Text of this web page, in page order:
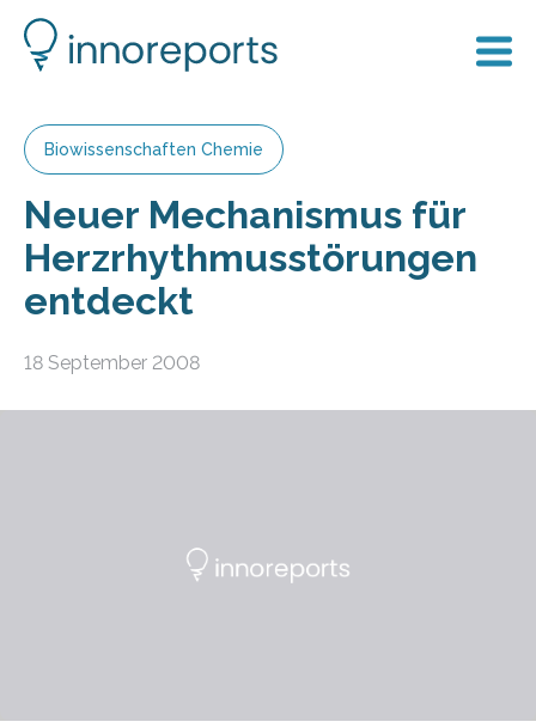
Biowissenschaften Chemie
Neuer Mechanismus für
Herzrhythmusstörungen
entdeckt
18 September 2008